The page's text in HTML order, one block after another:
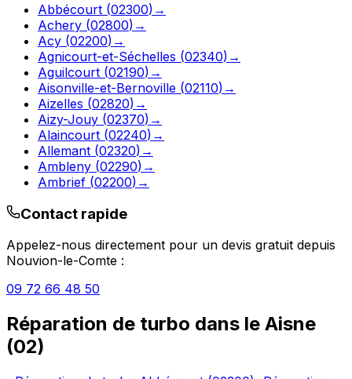
Abbécourt (02300) →
Achery (02800) →
Acy (02200) →
Agnicourt-et-Séchelles (02340) →
Aguilcourt (02190) →
Aisonville-et-Bernoville (02110) →
Aizelles (02820) →
Aizy-Jouy (02370) →
Alaincourt (02240) →
Allemant (02320) →
Ambleny (02290) →
Ambrief (02200) →
Contact rapide
Appelez-nous directement pour un devis gratuit depuis
Nouvion-le-Comte :
09 72 66 48 50
Réparation de turbo dans le Aisne
(02)